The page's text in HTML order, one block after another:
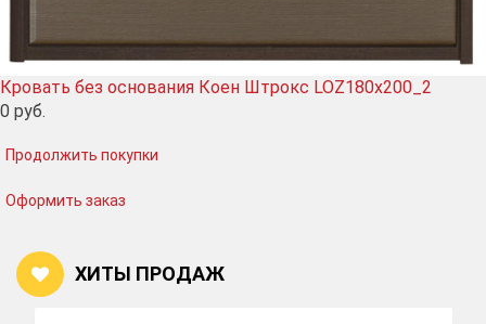
Кровать без основания Коен Штрокс LOZ180х200_2
0 руб.
Продолжить покупки
Оформить заказ
ХИТЫ ПРОДАЖ